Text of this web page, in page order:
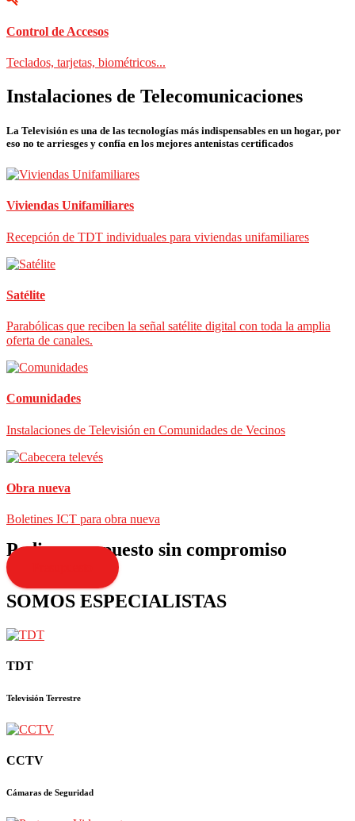
Control de Accesos
Teclados, tarjetas, biométricos...
Instalaciones de Telecomunicaciones
La Televisión es una de las tecnologías más indispensables en un hogar, por
eso no te arriesges y confía en los mejores antenistas certificados
Viviendas Unifamiliares
Recepción de TDT individuales para viviendas unifamiliares
Satélite
Parabólicas que reciben la señal satélite digital con toda la amplia
oferta de canales.
Comunidades
Instalaciones de Televisión en Comunidades de Vecinos
Obra nueva
Boletines ICT para obra nueva
Pedir presupuesto sin compromiso
SOMOS ESPECIALISTAS
TDT
Televisión Terrestre
CCTV
Cámaras de Seguridad